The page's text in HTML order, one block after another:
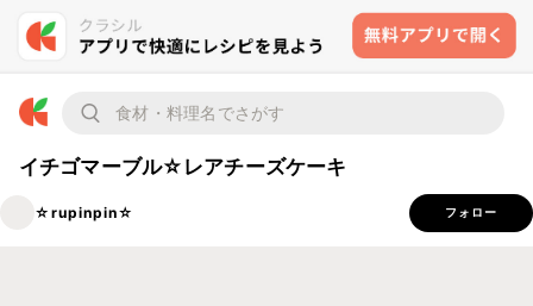
イチゴマーブル☆レアチーズケーキ
☆rupinpin☆ フォロー